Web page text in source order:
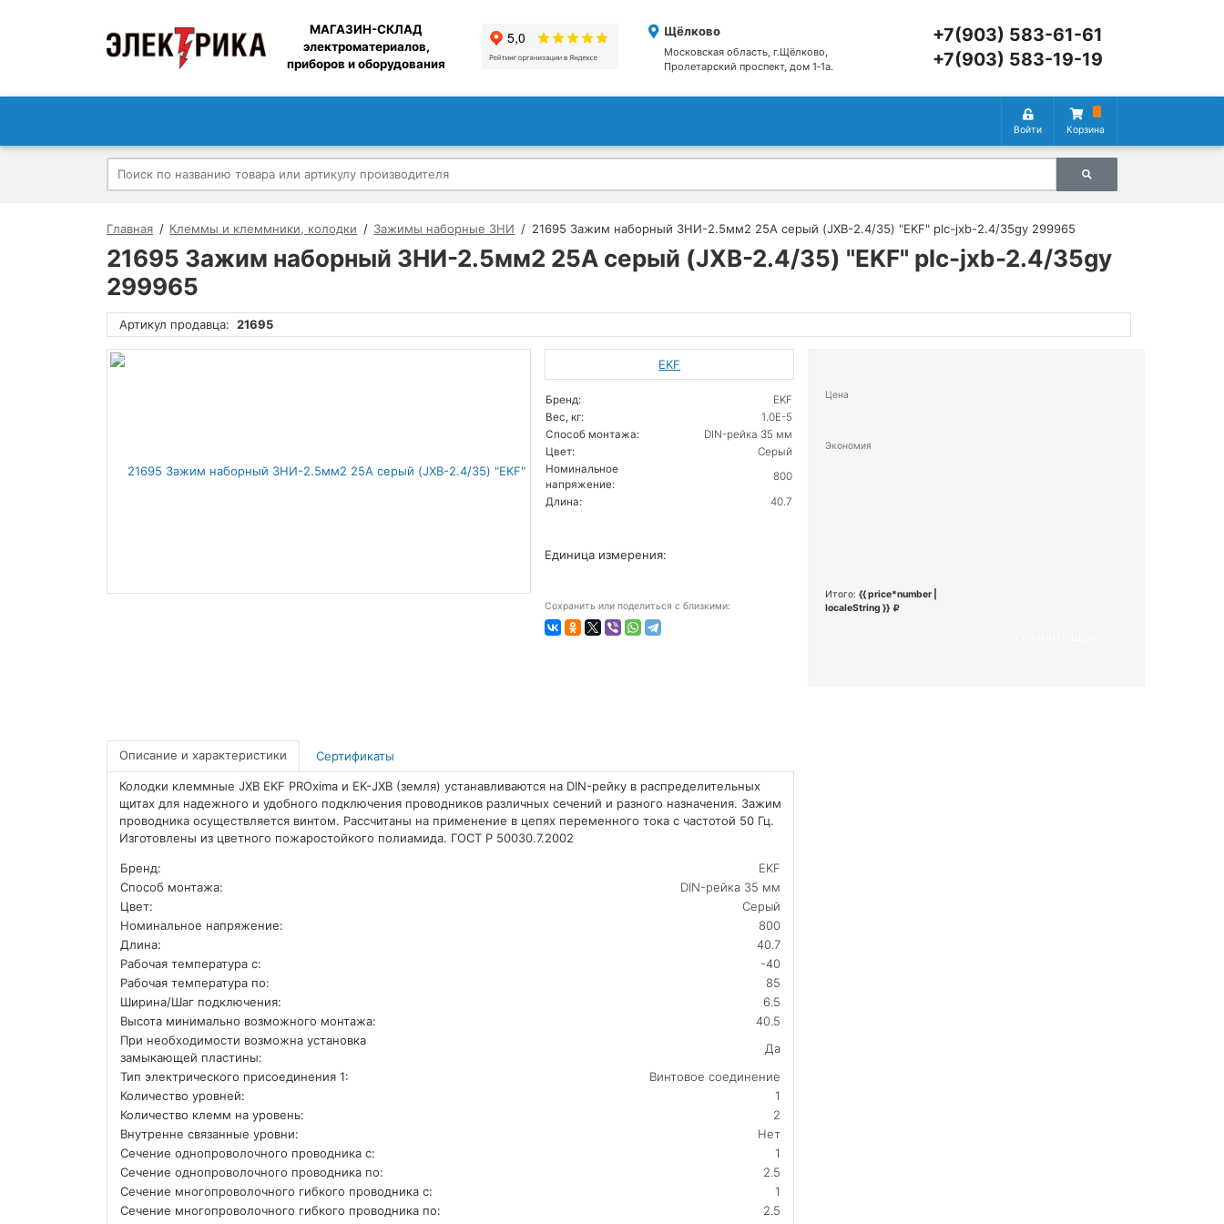
МАГАЗИН-СКЛАД
электроматериалов,
приборов и оборудования
Щёлково
Московская область, г.Щёлково,
Пролетарский проспект, дом 1‑1а.
+7(903) 583-61-61
+7(903) 583-19-19
Войти Корзина
Главная Клеммы и клеммники, колодки Зажимы наборные ЗНИ 21695 Зажим наборный 3НИ-2.5мм2 25А серый (JXB-2.4/35) "EKF" plc-jxb-2.4/35gy 299965
21695 Зажим наборный 3НИ-2.5мм2 25А серый (JXB-2.4/35) "EKF" plc-jxb-2.4/35gy
299965
Артикул продавца: 21695
EKF
Бренд:
EKF
Вес, кг:
1.0E-5
Способ монтажа:
DIN-рейка 35 мм
Цвет:
Серый
Номинальное
напряжение:
800
Длина:
40.7
Единица измерения:
Сохранить или поделиться с близкими:
Цена
Экономия
Итого: {{ price*number |
localeString }}
Описание и характеристики Сертификаты
Колодки клеммные JXB EKF PROxima и EK-JXB (земля) устанавливаются на DIN-рейку в распределительных
щитах для надежного и удобного подключения проводников различных сечений и разного назначения. Зажим
проводника осуществляется винтом. Рассчитаны на применение в цепях переменного тока с частотой 50 Гц.
Изготовлены из цветного пожаростойкого полиамида. ГОСТ Р 50030.7.2002
Бренд:
EKF
Способ монтажа:
DIN-рейка 35 мм
Цвет:
Серый
Номинальное напряжение:
800
Длина:
40.7
Рабочая температура с:
-40
Рабочая температура по:
85
Ширина/Шаг подключения:
6.5
Высота минимально возможного монтажа:
40.5
При необходимости возможна установка
замыкающей пластины:
Да
Тип электрического присоединения 1:
Винтовое соединение
Количество уровней:
1
Количество клемм на уровень:
2
Внутренне связанные уровни:
Нет
Сечение однопроволочного проводника с:
1
Сечение однопроволочного проводника по:
2.5
Сечение многопроволочного гибкого проводника с:
1
Сечение многопроволочного гибкого проводника по:
2.5